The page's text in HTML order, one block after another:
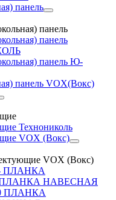
панель
панель
панель
панель Ю-
панель VOX(Вокс)
Технониколь
VOX (Вокс)
VOX (Вокс)
- ПЛАНКА
ПЛАНКА НАВЕСНАЯ
ПЛАНКА